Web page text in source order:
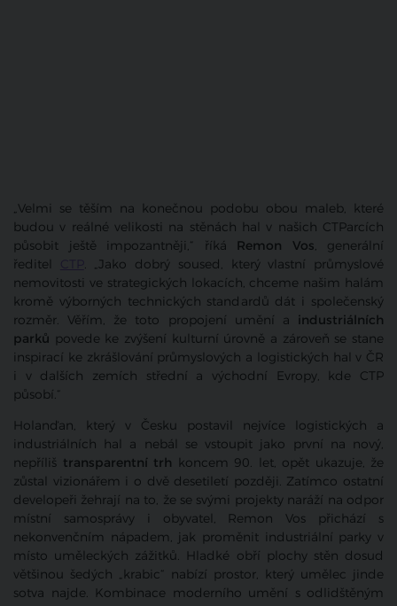
„Velmi se těším na konečnou podobu obou maleb, které
budou v reálné velikosti na stěnách hal v našich CTParcích
působit ještě impozantněji,“ říká Remon Vos, generální
ředitel
CTP . „Jako dobrý soused, který vlastní průmyslové
nemovitosti ve strategických lokacích, chceme našim halám
kromě výborných technických standardů dát i společenský
rozměr. Věřím, že toto propojení umění a industriálních
parků povede ke zvýšení kulturní úrovně a zároveň se stane
inspirací ke zkrášlování průmyslových a logistických hal v ČR
i v dalších zemích střední a východní Evropy, kde CTP
působí.“
Holanďan, který v Česku postavil nejvíce logistických a
industriálních hal a nebál se vstoupit jako první na nový,
nepříliš transparentní trh koncem 90. let, opět ukazuje, že
zůstal vizionářem i o dvě desetiletí později. Zatímco ostatní
developeři žehrají na to, že se svými projekty naráží na odpor
místní samosprávy i obyvatel, Remon Vos přichází s
nekonvenčním nápadem, jak proměnit industriální parky v
místo uměleckých zážitků. Hladké obří plochy stěn dosud
většinou šedých „krabic“ nabízí prostor, který umělec jinde
sotva najde. Kombinace moderního umění s odlidštěným